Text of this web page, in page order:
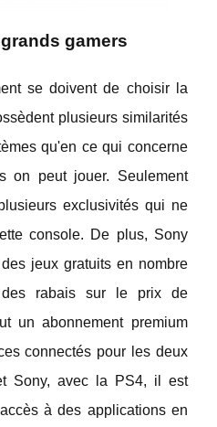
gamers
se doivent de choisir la
plusieurs similarités
qu'en ce qui concerne
on peut jouer. Seulement
exclusivités qui ne
console. De plus, Sony
jeux gratuits en nombre
des rabais sur le prix de
un abonnement premium
connectés pour les deux
Sony, avec la PS4, il est
à des applications en